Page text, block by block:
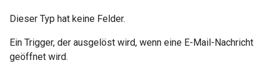
Dieser Typ hat keine Felder.
Ein Trigger, der ausgelöst wird, wenn eine E-Mail-Nachricht
geöffnet wird.